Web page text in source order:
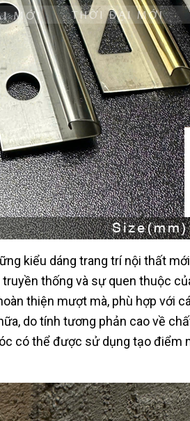
kiểu dáng trang trí nội thất
thống và sự quen thuộc
thiện mượt mà, phù hợp với
do tính tương phản cao về
có thể được sử dụng tạo điểm